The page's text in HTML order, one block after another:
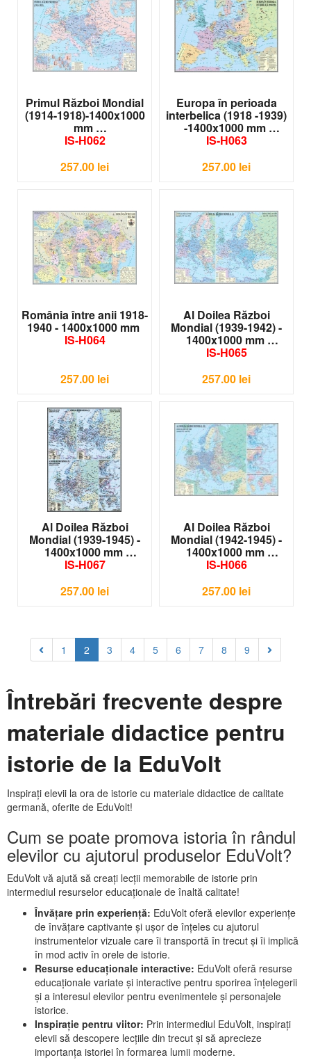
Primul Război Mondial
(1914-1918)-1400x1000
mm
IS-H062
257.00 lei
Europa în perioada
interbelica (1918 -1939)
-1400x1000 mm
IS-H063
257.00 lei
România între anii 1918-
1940 - 1400x1000 mm
IS-H064
257.00 lei
Al Doilea Război
Mondial (1939-1942) -
1400x1000 mm
IS-H065
257.00 lei
Al Doilea Război
Mondial (1939-1945) -
1400x1000 mm
IS-H067
257.00 lei
Al Doilea Război
Mondial (1942-1945) -
1400x1000 mm
IS-H066
257.00 lei
1 2 3 4 5 6 7 8 9
Întrebări frecvente despre
materiale didactice pentru
istorie de la EduVolt
Inspirați elevii la ora de istorie cu materiale didactice de calitate
germană, oferite de EduVolt!
Cum se poate promova istoria în rândul
elevilor cu ajutorul produselor EduVolt?
EduVolt vă ajută să creați lecții memorabile de istorie prin
intermediul resurselor educaționale de înaltă calitate!
Învățare prin experiență: EduVolt oferă elevilor experiențe
de învățare captivante și ușor de înțeles cu ajutorul
instrumentelor vizuale care îi transportă în trecut și îi implică
în mod activ în orele de istorie.
Resurse educaționale interactive: EduVolt oferă resurse
educaționale variate și interactive pentru sporirea înțelegerii
și a interesul elevilor pentru evenimentele și personajele
istorice.
Inspirație pentru viitor: Prin intermediul EduVolt, inspirați
elevii să descopere lecțiile din trecut și să aprecieze
importanța istoriei în formarea lumii moderne.